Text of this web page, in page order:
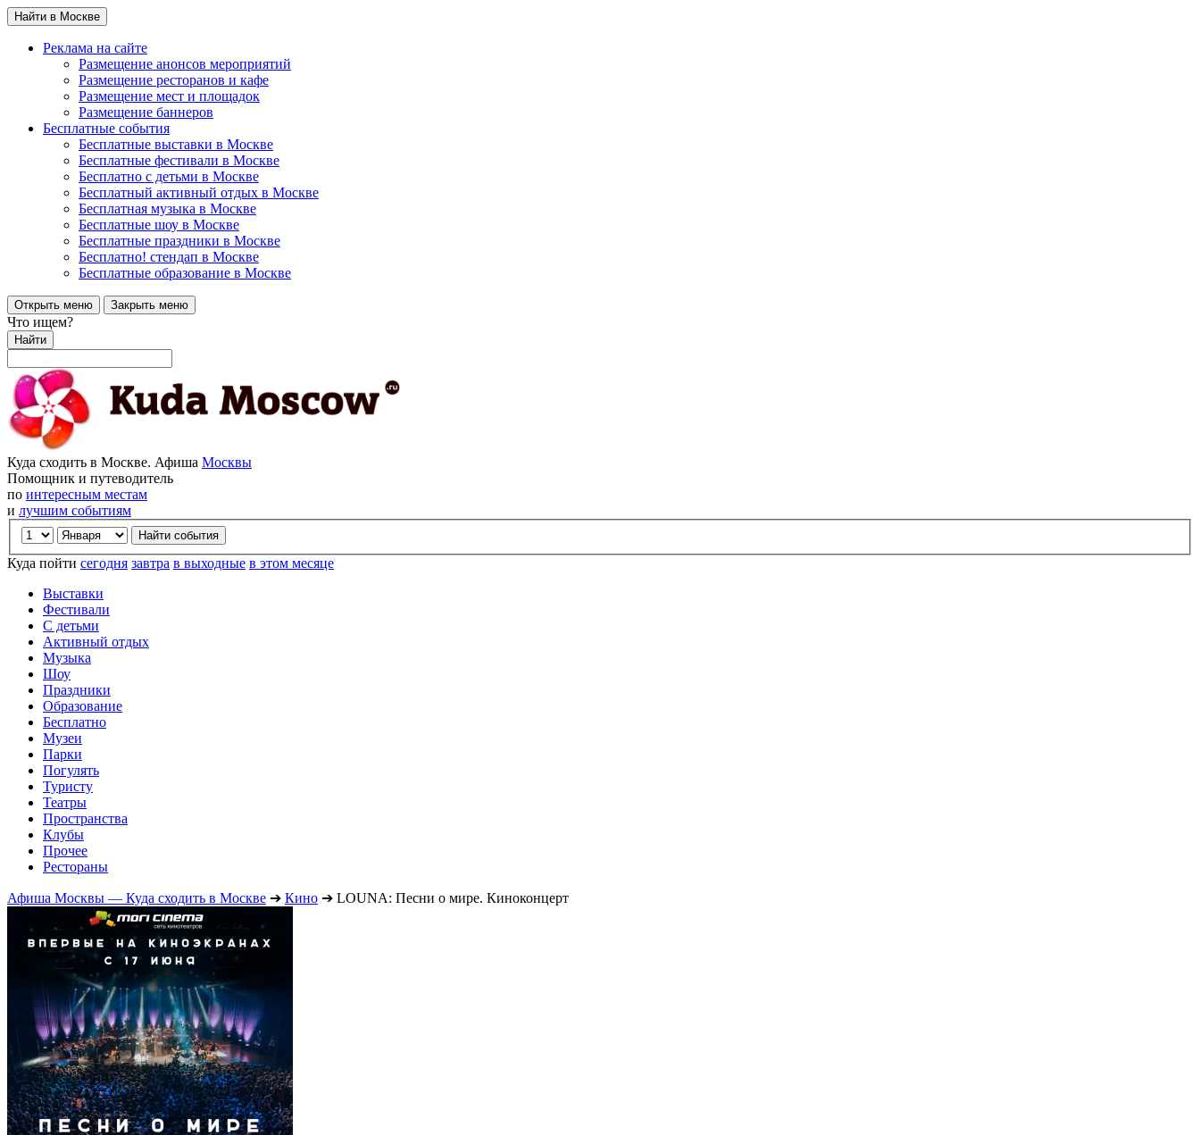
Найти в Москве
Реклама на сайте
Размещение анонсов мероприятий
Размещение ресторанов и кафе
Размещение мест и площадок
Размещение баннеров
Бесплатные события
Бесплатные выставки в Москве
Бесплатные фестивали в Москве
Бесплатно с детьми в Москве
Бесплатный активный отдых в Москве
Бесплатная музыка в Москве
Бесплатные шоу в Москве
Бесплатные праздники в Москве
Бесплатно! стендап в Москве
Бесплатные образование в Москве
Открыть меню Закрыть меню
Что ищем?
Найти
Куда сходить в Москве. Афиша Москвы
Помощник и путеводитель
по интересным местам
и лучшим событиям
Куда пойти сегодня завтра в выходные в этом месяце
Выставки
Фестивали
С детьми
Активный отдых
Музыка
Шоу
Праздники
Образование
Бесплатно
Музеи
Парки
Погулять
Туристу
Театры
Пространства
Клубы
Прочее
Рестораны
Афиша Москвы — Куда сходить в Москве ➔ Кино ➔ LOUNA: Песни о мире. Киноконцерт